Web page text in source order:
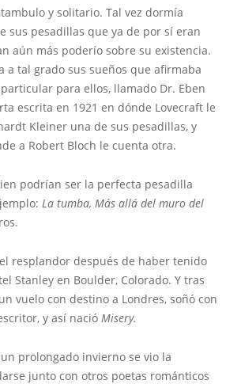
y solitario. Tal vez dormía
sus pesadillas que ya de por sí eran
aún más poderío sobre su existencia.
a tal grado sus sueños que afirmaba
para ellos, llamado Dr. Eben
escrita en 1921 en dónde Lovecraft le
Kleiner una de sus pesadillas, y
a Robert Bloch le cuenta otra.
podrían ser la perfecta pesadilla
La tumba, Más allá del muro del
resplandor después de haber tenido
Stanley en Boulder, Colorado. Y tras
vuelo con destino a Londres, soñó con
y así nació Misery.
prolongado invierno se vio la
junto con otros poetas románticos